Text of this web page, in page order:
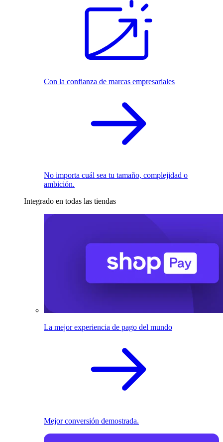
Con la confianza de marcas empresariales
No importa cuál sea tu tamaño, complejidad o
ambición.
Integrado en todas las tiendas
La mejor experiencia de pago del mundo
Mejor conversión demostrada.